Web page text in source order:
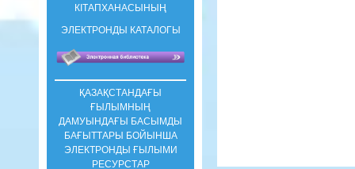
КIТАПХАНАСЫНЫҢ
ЭЛЕКТРОНДЫ КАТАЛОГЫ
ҚАЗАҚСТАНДАҒЫ
ҒЫЛЫМНЫҢ
ДАМУЫНДАҒЫ БАСЫМДЫ
БАҒЫТТАРЫ БОЙЫНША
ЭЛЕКТРОНДЫ ҒЫЛЫМИ
РЕСУРСТАР